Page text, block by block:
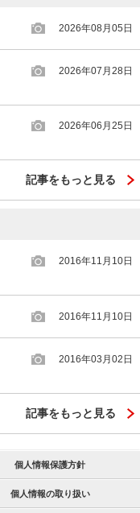
2026年08月05日
2026年07月28日
2026年06月25日
記事をもっと見る
2016年11月10日
2016年11月10日
2016年03月02日
記事をもっと見る
個人情報保護方針
個人情報の取り扱い